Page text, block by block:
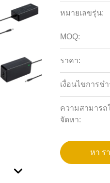
หมายเลขรุ่น:
MOQ:
ราคา:
เงื่อนไขการชำ
ความสามารถ
จัดหา:
หา ร